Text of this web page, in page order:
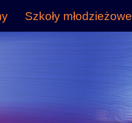
Szkoły młodzieżowe